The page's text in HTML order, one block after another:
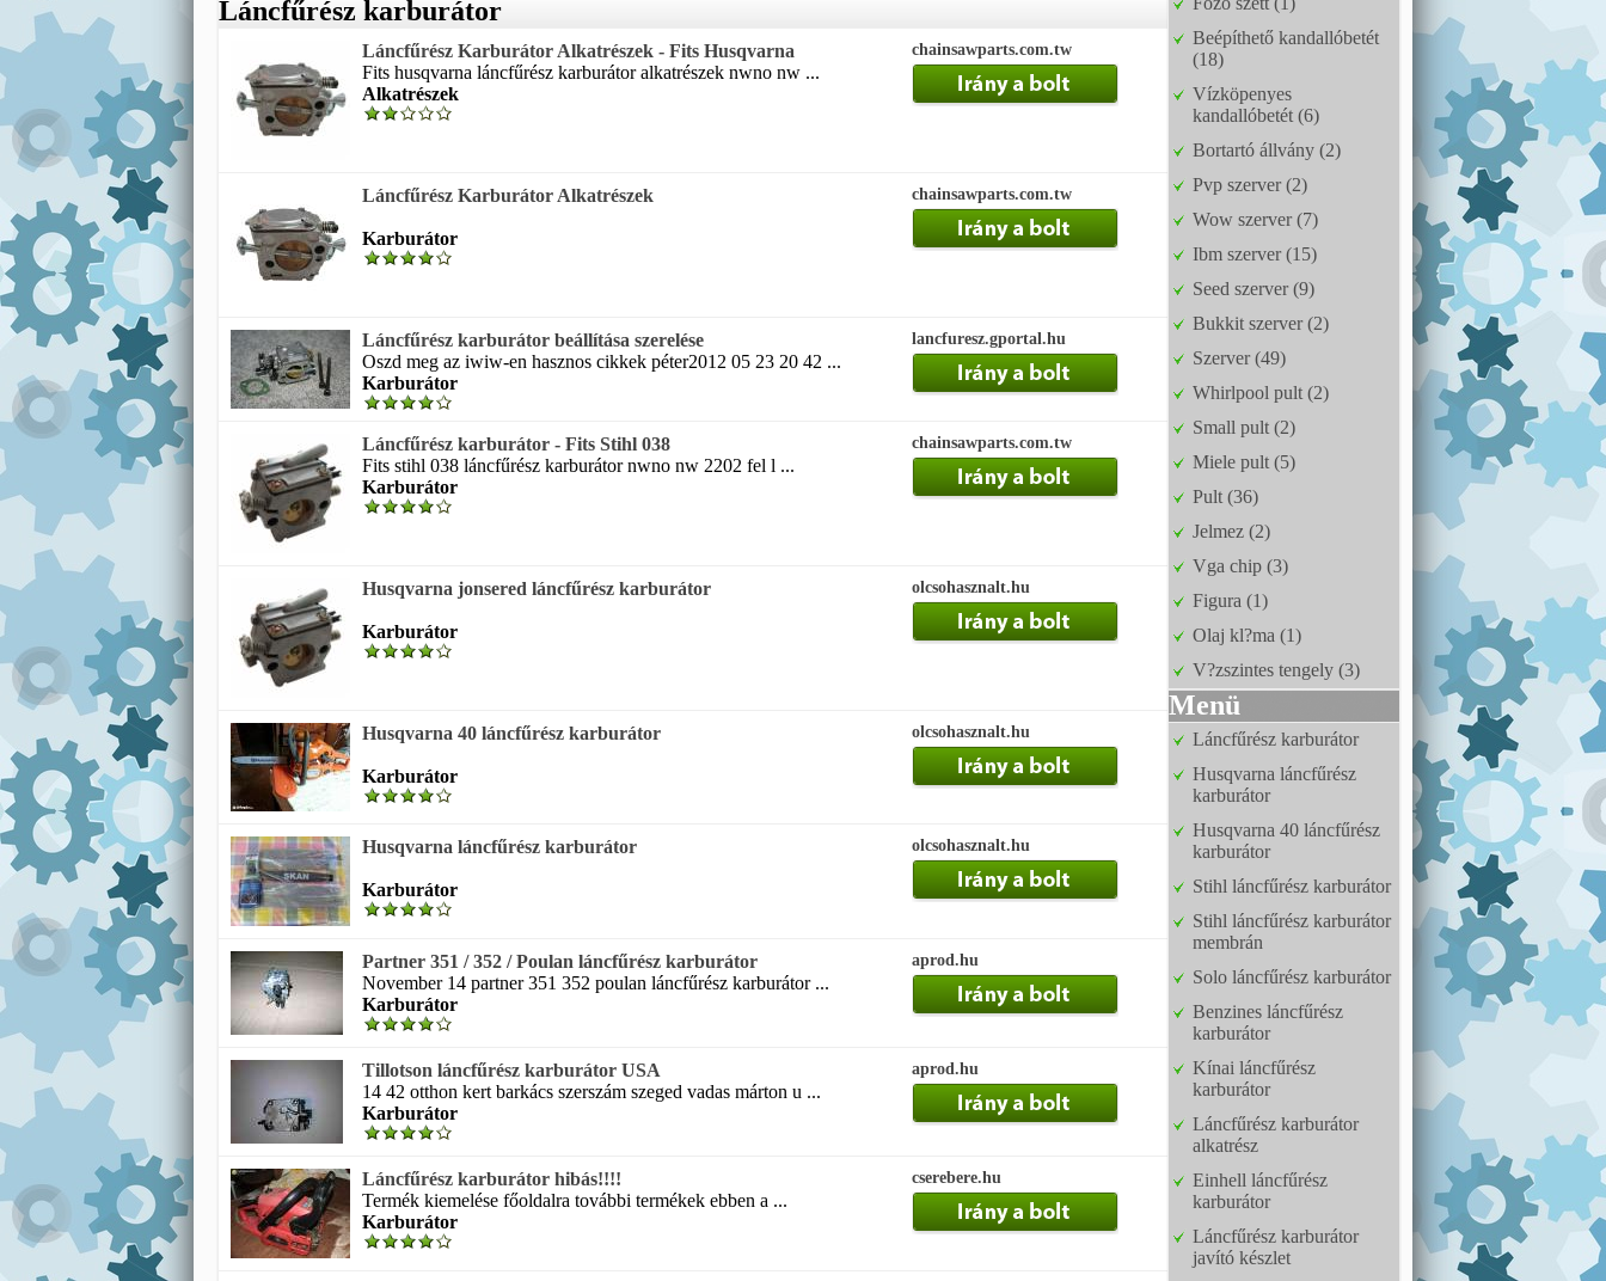
Láncfűrész karburátor
Láncfűrész Karburátor Alkatrészek - Fits Husqvarna
Fits husqvarna láncfűrész karburátor alkatrészek nwno nw ...
Alkatrészek
chainsawparts.com.tw
Láncfűrész Karburátor Alkatrészek
Karburátor
chainsawparts.com.tw
Láncfűrész karburátor beállítása szerelése
Oszd meg az iwiw-en hasznos cikkek péter2012 05 23 20 42 ...
Karburátor
lancfuresz.gportal.hu
Láncfűrész karburátor - Fits Stihl 038
Fits stihl 038 láncfűrész karburátor nwno nw 2202 fel l ...
Karburátor
chainsawparts.com.tw
Husqvarna jonsered láncfűrész karburátor
Karburátor
olcsohasznalt.hu
Husqvarna 40 láncfűrész karburátor
Karburátor
olcsohasznalt.hu
Husqvarna láncfűrész karburátor
Karburátor
olcsohasznalt.hu
Partner 351 / 352 / Poulan láncfűrész karburátor
November 14 partner 351 352 poulan láncfűrész karburátor ...
Karburátor
aprod.hu
Tillotson láncfűrész karburátor USA
14 42 otthon kert barkács szerszám szeged vadas márton u ...
Karburátor
aprod.hu
Láncfűrész karburátor hibás!!!!
Termék kiemelése főoldalra további termékek ebben a ...
Karburátor
cserebere.hu
Beépíthető kandallóbetét
(18)
Vízköpenyes
kandallóbetét (6)
Bortartó állvány (2)
Pvp szerver (2)
Wow szerver (7)
Ibm szerver (15)
Seed szerver (9)
Bukkit szerver (2)
Szerver (49)
Whirlpool pult (2)
Small pult (2)
Miele pult (5)
Pult (36)
Jelmez (2)
Vga chip (3)
Figura (1)
Olaj kl?ma (1)
V?zszintes tengely (3)
Menü
Láncfűrész karburátor
Husqvarna láncfűrész
karburátor
Husqvarna 40 láncfűrész
karburátor
Stihl láncfűrész karburátor
Stihl láncfűrész karburátor
membrán
Solo láncfűrész karburátor
Benzines láncfűrész
karburátor
Kínai láncfűrész
karburátor
Láncfűrész karburátor
alkatrész
Einhell láncfűrész
karburátor
Láncfűrész karburátor
javító készlet